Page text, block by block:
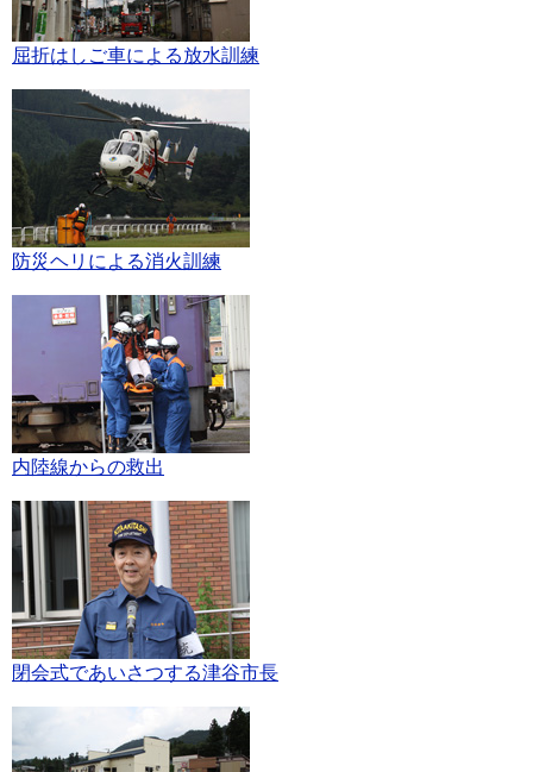
屈折はしご車による放水訓練
防災ヘリによる消火訓練
内陸線からの救出
閉会式であいさつする津谷市長